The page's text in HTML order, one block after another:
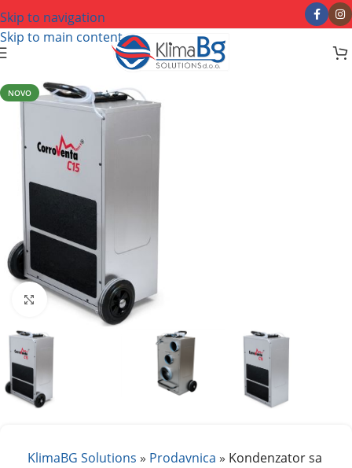
Skip to navigation
Skip to main content
NOVO
Kliknite za uvećanje
KlimaBG Solutions » Prodavnica » Kondenzator sa